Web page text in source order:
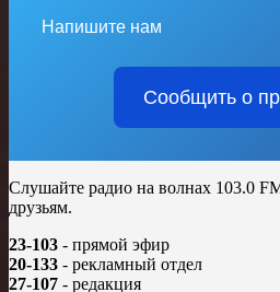
Напишите нам
Сообщить о
Слушайте радио на волнах 103.0
друзьям.
23-103 - прямой эфир
20-133 - рекламный отдел
27-107 - редакция